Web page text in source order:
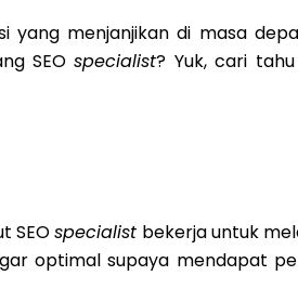
yang menjanjikan di masa
SEOspecialist? Yuk, cari
SEOspecialist bekerja untuk
optimal supaya mendapat